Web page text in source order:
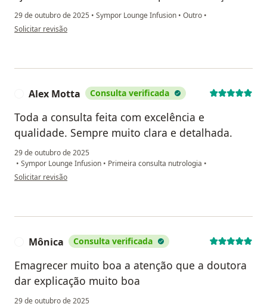
29 de outubro de 2025 • Sympor Lounge Infusion • Outro •
na opinião do utilizador Guilherme Epifanio
Solicitar revisão
Alex Motta Consulta verificada
Toda a consulta feita com excelência e
qualidade. Sempre muito clara e detalhada.
29 de outubro de 2025
• Sympor Lounge Infusion • Primeira consulta nutrologia •
na opinião do utilizador Alex Motta
Solicitar revisão
Mônica Consulta verificada
Emagrecer muito boa a atenção que a doutora
dar explicação muito boa
29 de outubro de 2025